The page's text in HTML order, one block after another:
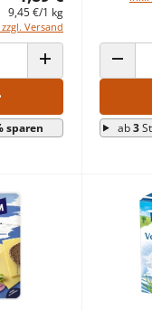
9,45 €/1 kg
Versand
ANZAHL ERHÖHEN
sparen ab3